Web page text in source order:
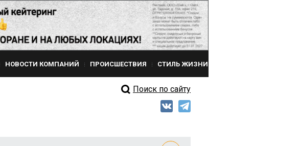
НОВОСТИ КОМПАНИЙ ПРОИСШЕСТВИЯ СТИЛЬ ЖИЗНИ
Поиск по сайту